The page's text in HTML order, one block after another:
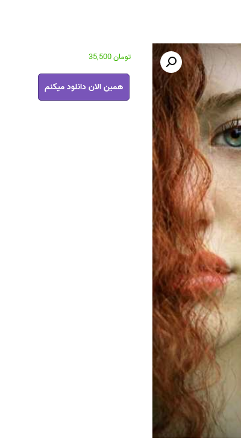
تومان35,500
رمان
عطش
سوخته
همین الان دانلود میکنم